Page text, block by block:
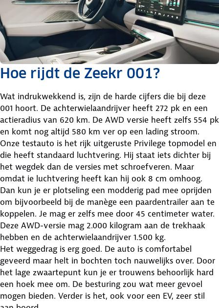
Hoe rijdt de Zeekr 001?
Wat indrukwekkend is, zijn de harde cijfers die bij deze
001 hoort. De achterwielaandrijver heeft 272 pk en een
actieradius van 620 km. De AWD versie heeft zelfs 554 pk
en komt nog altijd 580 km ver op een lading stroom.
Onze testauto is het rijk uitgeruste Privilege topmodel en
die heeft standaard luchtvering. Hij staat iets dichter bij
het wegdek dan de versies met schroefveren. Maar
omdat ie luchtvering heeft kan hij ook 8 cm omhoog.
Dan kun je er plotseling een modderig pad mee oprijden
om bijvoorbeeld bij de manège een paardentrailer aan te
koppelen. Je mag er zelfs mee door 45 centimeter water.
Deze AWD-versie mag 2.000 kilogram aan de trekhaak
hebben en de achterwielaandrijver 1.500 kg.
Het weggedrag is erg goed. De auto is comfortabel
geveerd maar helt in bochten toch nauwelijks over. Door
het lage zwaartepunt kun je er trouwens behoorlijk hard
een hoek mee om. De besturing zou wat meer gevoel
mogen bieden. Verder is het, ook voor een EV, zeer stil